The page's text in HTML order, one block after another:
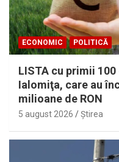
ECONOMIC POLITICĂ
LISTA cu primii 100
Ialomiţa, care au
milioane de RON
5 august 2026 Ştirea